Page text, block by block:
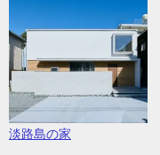
淡路島の家